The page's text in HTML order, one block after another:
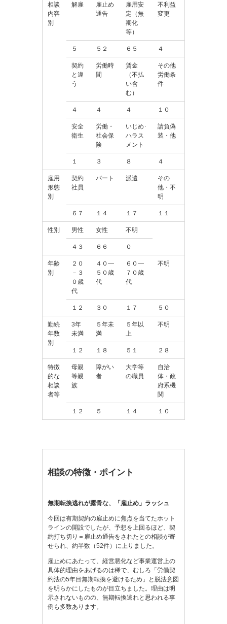
相談
内容
別
解雇
雇止め
通告
雇用安
定（無
期化
等）
不利益
変更
５ ５２ ６５ ４
契約
と違
う
労働時
間
賃金
（不払
い含
む）
その他
労働条
件
４ ４ ４ １０
安全
衛生
労働・
社会保
険
いじめ･
ハラス
メント
請負偽
装・他
１ ３ ８ ４
雇用
形態
別
契約
社員
パート 派遣
その
他・不
明
６７ １４ １７ １１
性別 男性 女性 不明
４３ ６６ ０
年齢
別
２０
－３
０歳
代
４０―
５０歳
代
６０―
７０歳
代
不明
１２ ３０ １７ ５０
勤続
年数
別
3年
未満
５年未
満
５年以
上
不明
１２ １８ ５１ ２８
特徴
的な
相談
者等
母親
等親
族
障がい
者
大学等
の職員
自治
体・政
府系機
関
１２ ５ １４ １０
相談の特徴・ポイント
無期転換逃れが露骨な、「雇止め」ラッシュ
今回は有期契約の雇止めに焦点を当てたホット
ラインの開設でしたが、予想を上回るほど、契
約打ち切り＝雇止め通告をされたとの相談が寄
せられ、約半数（52件）に上りました。
雇止めにあたって、経営悪化など事業運営上の
具体的理由をあげるのは稀で、むしろ「労働契
約法の5年目無期転換を避けるため」と脱法意図
を明らかにしたものが目立ちました。理由は明
示されないものの、無期転換逃れと思われる事
例も多数あります。